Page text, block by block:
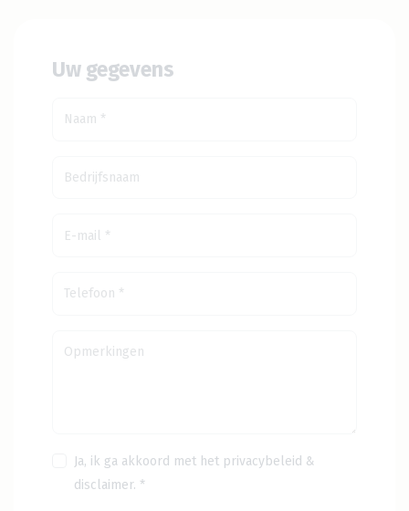
Uw gegevens
Ja, ik ga akkoord met het privacybeleid &
disclaimer. *